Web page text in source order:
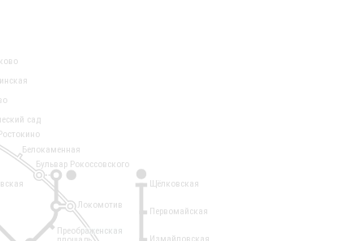
1
Локомотив
сад
Белокаменная
Щёлковская
Первомайская
Измайловская
Бульвар Рокоссовского
Преображенская